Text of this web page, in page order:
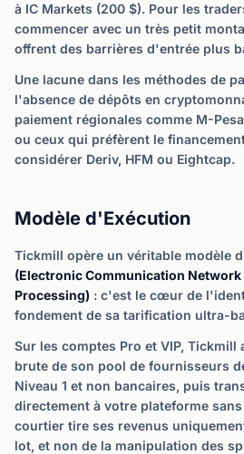
à IC Markets (200 $). Pour les
commencer avec un très petit
offrent des barrières d'entrée plus
Une lacune dans les méthodes de
l'absence de dépôts en
paiement régionales comme M-
ou ceux qui préfèrent le
considérer Deriv, HFM ou Eightcap.
Modèle d'Exécution
Tickmill opère un véritable modèle
(Electronic Communication
Processing) : c'est le cœur de
fondement de sa tarification ultra-
Sur les comptes Pro et VIP, Tickmill
brute de son pool de fournisseurs
Niveau 1 et non bancaires, puis
directement à votre plateforme
courtier tire ses revenus
lot, et non de la manipulation des